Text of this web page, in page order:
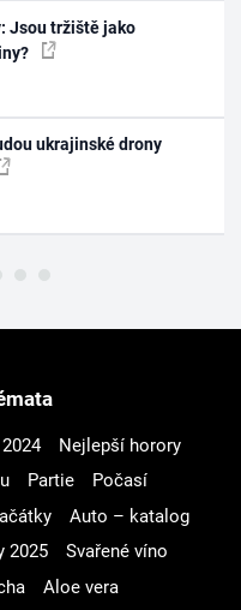
Jsou tržiště jako
ukrajinské drony
Nejlepší horory
Partie
Počasí
Auto – katalog
2025
Svařené víno
Aloe vera